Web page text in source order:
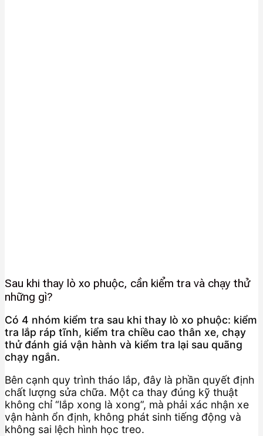
Sau khi thay lò xo phuộc, cần kiểm tra và chạy thử
những gì?
Có 4 nhóm kiểm tra sau khi thay lò xo phuộc: kiểm
tra lắp ráp tĩnh, kiểm tra chiều cao thân xe, chạy
thử đánh giá vận hành và kiểm tra lại sau quãng
chạy ngắn.
Bên cạnh quy trình tháo lắp, đây là phần quyết định
chất lượng sửa chữa. Một ca thay đúng kỹ thuật
không chỉ “lắp xong là xong”, mà phải xác nhận xe
vận hành ổn định, không phát sinh tiếng động và
không sai lệch hình học treo.